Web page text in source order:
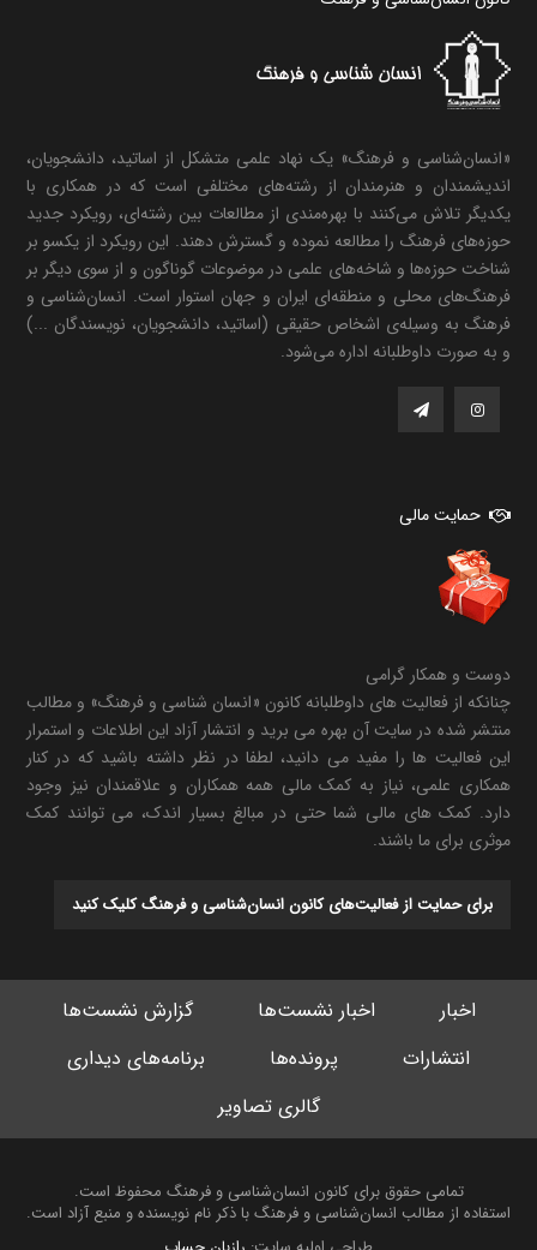
«انسان‌شناسی و فرهنگ» یک نهاد علمی متشکل از اساتید، دانشجویان،
اندیشمندان و هنرمندان از رشته‌های مختلفی است که در همکاری با
یکدیگر تلاش می‌کنند با بهره‌مندی از مطالعات بین رشته‌ای، رویکرد جدید
حوزه‌های فرهنگ را مطالعه نموده و گسترش دهند. این رویکرد از یکسو بر
شناخت حوزه‌ها و شاخه‌های علمی در موضوعات گوناگون و از سوی دیگر بر
فرهنگ‌های محلی و منطقه‌ای ایران و جهان استوار است. انسان‌شناسی و
فرهنگ به وسیله‌ی اشخاص حقیقی (اساتید، دانشجویان، نویسندگان ...)
و به صورت داوطلبانه اداره می‌شود.
حمایت مالی
دوست و همکار گرامی
چنانکه از فعالیت های داوطلبانه کانون «انسان شناسی و فرهنگ» و مطالب
منتشر شده در سایت آن بهره می برید و انتشار آزاد این اطلاعات و استمرار
این فعالیت ها را مفید می دانید، لطفا در نظر داشته باشید که در کنار
همکاری علمی، نیاز به کمک مالی همه همکاران و علاقمندان نیز وجود
دارد. کمک های مالی شما حتی در مبالغ بسیار اندک، می توانند کمک
موثری برای ما باشند.
برای حمایت از فعالیت‌های کانون انسان‌شناسی و فرهنگ کلیک کنید
اخبار اخبار نشست‌ها
گزارش نشست‌ها
انتشارات
پرونده‌ها
برنامه‌های دیداری
گالری تصاویر
تمامی حقوق برای کانون انسان‌شناسی و فرهنگ محفوظ است.
استفاده از مطالب انسان‌شناسی و فرهنگ با ذکر نام نویسنده و منبع آزاد است.